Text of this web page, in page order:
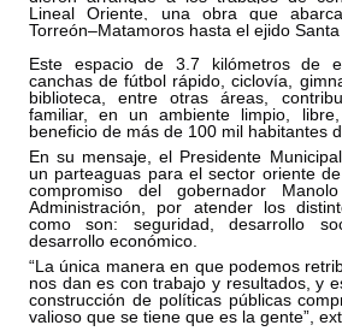
Lineal Oriente, una obra que
Torreón–Matamoros hasta el ejido Santa
Este espacio de 3.7 kilómetros de
canchas de fútbol rápido, ciclovía,
biblioteca, entre otras áreas,
familiar, en un ambiente limpio,
beneficio de más de 100 mil habitantes
En su mensaje, el Presidente
un parteaguas para el sector oriente
compromiso del gobernador
Administración, por atender los
como son: seguridad, desarrollo
desarrollo económico.
“La única manera en que podemos
nos dan es con trabajo y resultados, y
construcción de políticas públicas
valioso que se tiene que es la gente”,